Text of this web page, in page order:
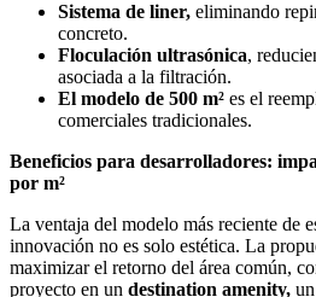
Sistema de liner, eliminando
concreto.
Floculación ultrasónica,
asociada a la filtración.
El modelo de 500 m² es el
comerciales tradicionales.
Beneficios para desarrolladores:
por m²
La ventaja del modelo más reciente de
innovación no es solo estética. La
maximizar el retorno del área común,
proyecto en un destination amenity,